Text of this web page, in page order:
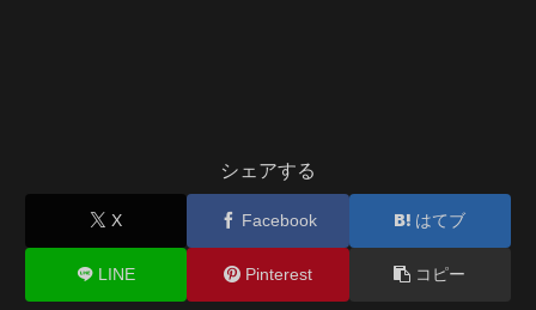
シェアする
X Facebook はてブ
LINE Pinterest コピー